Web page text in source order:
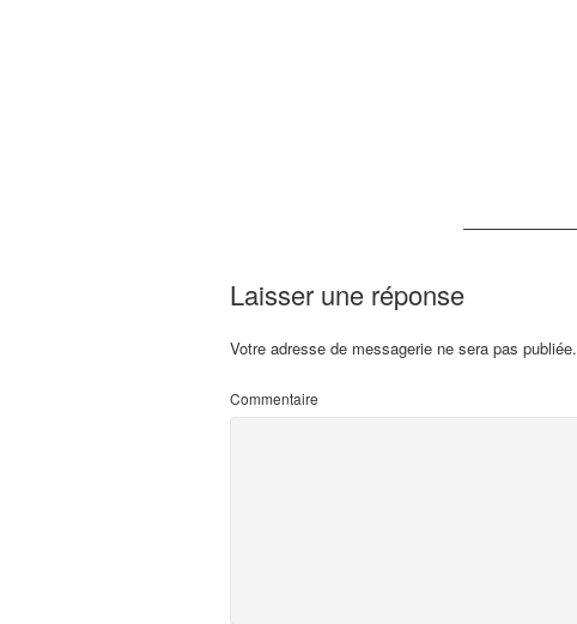
Laisser une réponse
Votre adresse de messagerie ne sera pas publiée.
Commentaire